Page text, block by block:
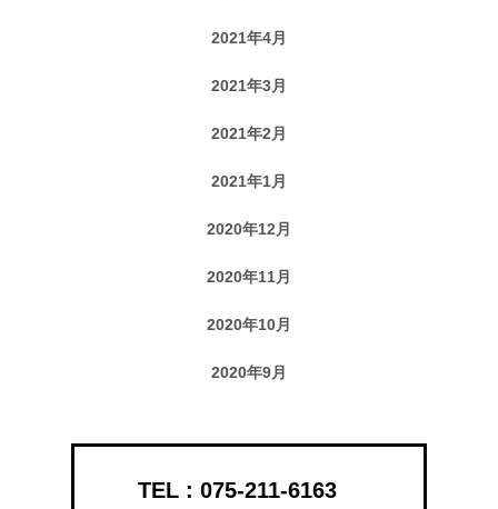
2021年4月
2021年3月
2021年2月
2021年1月
2020年12月
2020年11月
2020年10月
2020年9月
075-211-6163